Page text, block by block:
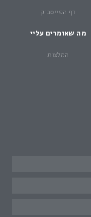
דף הפייסבוק
מה שאומרים עליי
המלצות